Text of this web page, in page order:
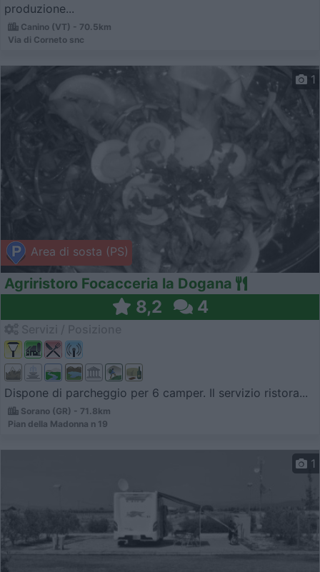
produzione...
Canino (VT) - 70.5km
Via di Corneto snc
Area di sosta (PS)
1
Agriristoro Focacceria la Dogana
8,2 4
Dispone di parcheggio per 6 camper. Il servizio ristora...
Sorano (GR) - 71.8km
Pian della Madonna n 19
1